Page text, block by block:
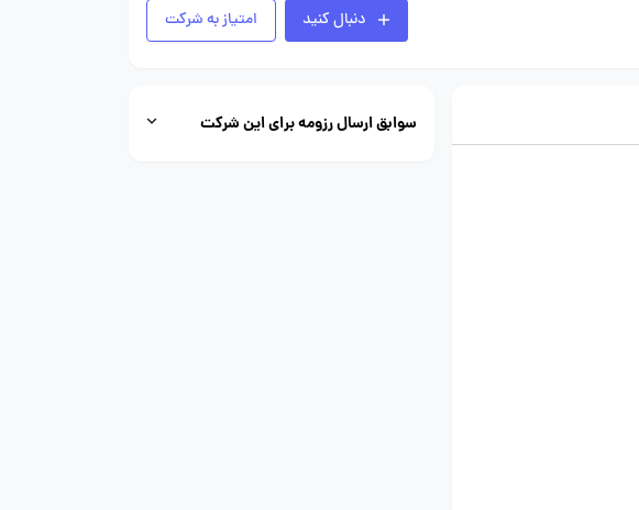
دنبال کنید امتیاز به شرکت
سوابق ارسال رزومه برای این شرکت